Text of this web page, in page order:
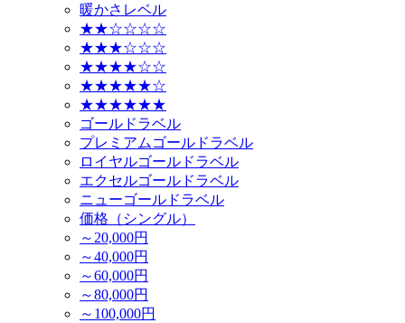
暖かさレベル
★★☆☆☆☆
★★★☆☆☆
★★★★☆☆
★★★★★☆
★★★★★★
ゴールドラベル
プレミアムゴールドラベル
ロイヤルゴールドラベル
エクセルゴールドラベル
ニューゴールドラベル
価格（シングル）
～20,000円
～40,000円
～60,000円
～80,000円
～100,000円